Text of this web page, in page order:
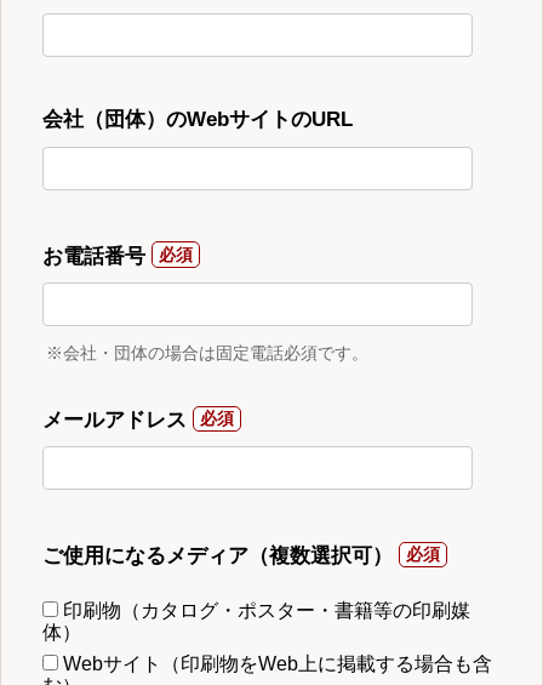
会社（団体）のWebサイトのURL
お電話番号
※会社・団体の場合は固定電話必須です。
メールアドレス
ご使用になるメディア（複数選択可）
印刷物（カタログ・ポスター・書籍等の印刷媒
体）
Webサイト（印刷物をWeb上に掲載する場合も含